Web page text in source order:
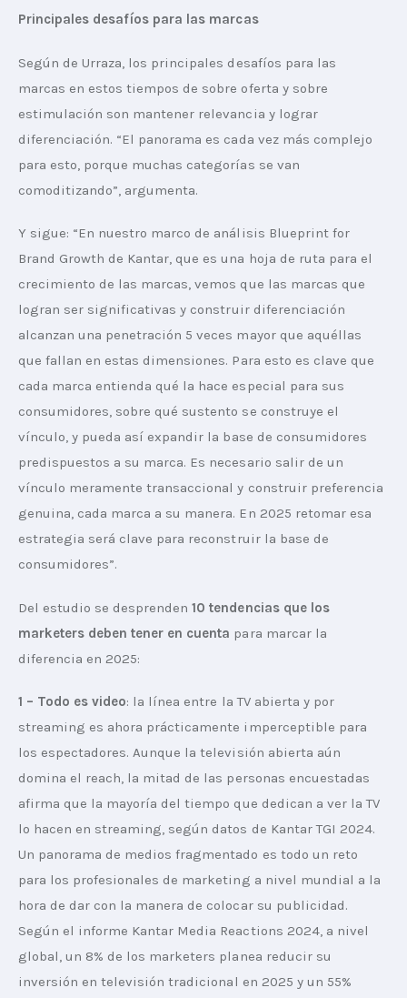
Principales desafíos para las marcas
Según de Urraza, los principales desafíos para las
marcas en estos tiempos de sobre oferta y sobre
estimulación son mantener relevancia y lograr
diferenciación. “El panorama es cada vez más complejo
para esto, porque muchas categorías se van
comoditizando”, argumenta.
Y sigue: “En nuestro marco de análisis Blueprint for
Brand Growth de Kantar, que es una hoja de ruta para el
crecimiento de las marcas, vemos que las marcas que
logran ser significativas y construir diferenciación
alcanzan una penetración 5 veces mayor que aquéllas
que fallan en estas dimensiones. Para esto es clave que
cada marca entienda qué la hace especial para sus
consumidores, sobre qué sustento se construye el
vínculo, y pueda así expandir la base de consumidores
predispuestos a su marca. Es necesario salir de un
vínculo meramente transaccional y construir preferencia
genuina, cada marca a su manera. En 2025 retomar esa
estrategia será clave para reconstruir la base de
consumidores”.
Del estudio se desprenden 10 tendencias que los
marketers deben tener en cuenta para marcar la
diferencia en 2025:
1 – Todo es video: la línea entre la TV abierta y por
streaming es ahora prácticamente imperceptible para
los espectadores. Aunque la televisión abierta aún
domina el reach, la mitad de las personas encuestadas
afirma que la mayoría del tiempo que dedican a ver la TV
lo hacen en streaming, según datos de Kantar TGI 2024.
Un panorama de medios fragmentado es todo un reto
para los profesionales de marketing a nivel mundial a la
hora de dar con la manera de colocar su publicidad.
Según el informe Kantar Media Reactions 2024, a nivel
global, un 8% de los marketers planea reducir su
inversión en televisión tradicional en 2025 y un 55%